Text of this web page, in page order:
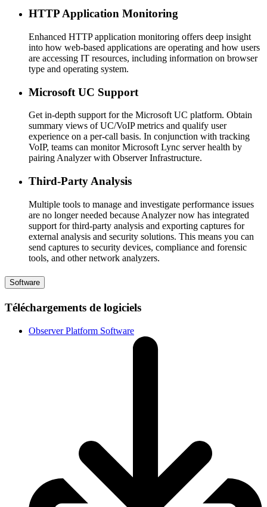
HTTP Application Monitoring
Enhanced HTTP application monitoring offers deep insight
into how web-based applications are operating and how users
are accessing IT resources, including information on browser
type and operating system.
Microsoft UC Support
Get in-depth support for the Microsoft UC platform. Obtain
summary views of UC/VoIP metrics and qualify user
experience on a per-call basis. In conjunction with tracking
VoIP, teams can monitor Microsoft Lync server health by
pairing Analyzer with Observer Infrastructure.
Third-Party Analysis
Multiple tools to manage and investigate performance issues
are no longer needed because Analyzer now has integrated
support for third-party analysis and exporting captures for
external analysis and security solutions. This means you can
send captures to security devices, compliance and forensic
tools, and other network analyzers.
Software
Téléchargements de logiciels
Observer Platform Software